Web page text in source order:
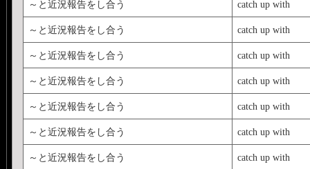
～と近況報告をし合う catch up with
～と近況報告をし合う catch up with
～と近況報告をし合う catch up with
～と近況報告をし合う catch up with
～と近況報告をし合う catch up with
～と近況報告をし合う catch up with
～と近況報告をし合う catch up with